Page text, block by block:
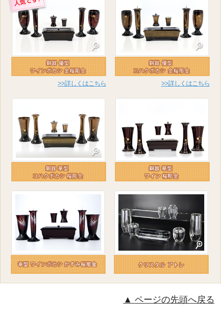
>>詳しくはこちら >>詳しくはこちら
ページの先頭へ戻る